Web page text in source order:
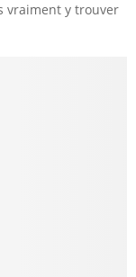
vraiment y trouver